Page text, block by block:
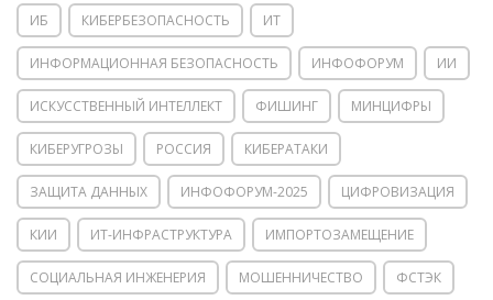
ИБ КИБЕРБЕЗОПАСНОСТЬ ИТ
ИНФОРМАЦИОННАЯ БЕЗОПАСНОСТЬ ИНФОФОРУМ ИИ
ИСКУССТВЕННЫЙ ИНТЕЛЛЕКТ ФИШИНГ МИНЦИФРЫ
КИБЕРУГРОЗЫ РОССИЯ КИБЕРАТАКИ
ЗАЩИТА ДАННЫХ ИНФОФОРУМ-2025 ЦИФРОВИЗАЦИЯ
КИИ ИТ-ИНФРАСТРУКТУРА ИМПОРТОЗАМЕЩЕНИЕ
СОЦИАЛЬНАЯ ИНЖЕНЕРИЯ МОШЕННИЧЕСТВО ФСТЭК